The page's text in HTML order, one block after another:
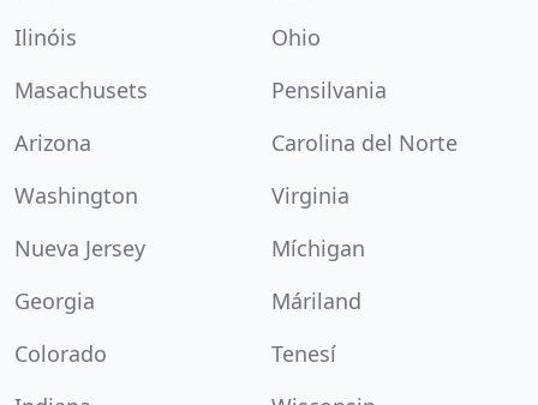
Ilinóis
Ohio
Masachusets
Pensilvania
Arizona
Carolina del Norte
Washington
Virginia
Nueva Jersey
Míchigan
Georgia
Máriland
Colorado
Tenesí